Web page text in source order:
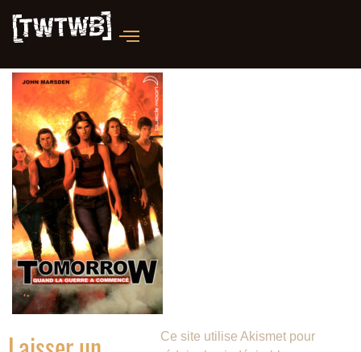
Ce site utilise Akismet pour